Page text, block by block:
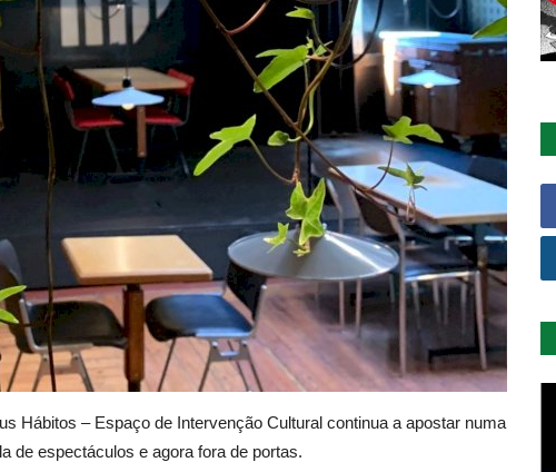
Hábitos – Espaço de Intervenção Cultural continua a apostar numa
de espectáculos e agora fora de portas.